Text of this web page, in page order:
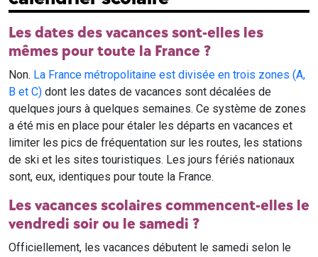
Les dates des vacances sont-elles les
mêmes pour toute la France ?
Non. La France métropolitaine est divisée en trois zones (A,
B et C) dont les dates de vacances sont décalées de
quelques jours à quelques semaines. Ce système de zones
a été mis en place pour étaler les départs en vacances et
limiter les pics de fréquentation sur les routes, les stations
de ski et les sites touristiques. Les jours fériés nationaux
sont, eux, identiques pour toute la France.
Les vacances scolaires commencent-elles le
vendredi soir ou le samedi ?
Officiellement, les vacances débutent le samedi selon le